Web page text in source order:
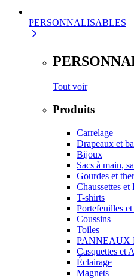
PERSONNALISABLES
Tout voir
Produits
Carrelage
Drapeaux et
Bijoux
Sacs à main,
Gourdes et
Chaussettes et
T-shirts
Portefeuilles
Coussins
Toiles
PANNEAUX
Casquettes et
Éclairage
Magnets